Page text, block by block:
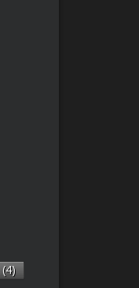
(4)